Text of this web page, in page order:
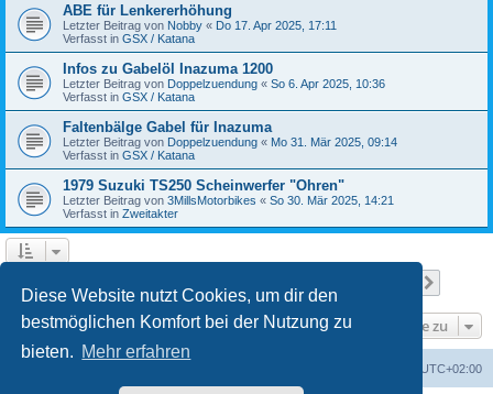
Diese Website nutzt Cookies, um dir den
bestmöglichen Komfort bei der Nutzung zu
bieten. Mehr erfahren
ABE für Lenkererhöhung
Letzter Beitrag von Nobby « Do 17. Apr 2025, 17:11
Verfasst in GSX / Katana
Infos zu Gabelöl Inazuma 1200
Letzter Beitrag von Doppelzuendung « So 6. Apr 2025, 10:36
Verfasst in GSX / Katana
Faltenbälge Gabel für Inazuma
Letzter Beitrag von Doppelzuendung « Mo 31. Mär 2025, 09:14
Verfasst in GSX / Katana
1979 Suzuki TS250 Scheinwerfer "Ohren"
Letzter Beitrag von 3MillsMotorbikes « So 30. Mär 2025, 14:21
Verfasst in Zweitakter
Gehe zu
UTC+02:00